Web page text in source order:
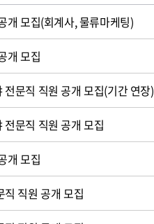
개 모집(회계사, 물류마케팅)
개 모집
전문직 직원 공개 모집(기간 연장)
전문직 직원 공개 모집
개 모집
직 직원 공개 모집